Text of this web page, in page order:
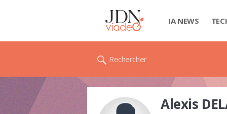
IA NEWS
Rechercher
Alexis